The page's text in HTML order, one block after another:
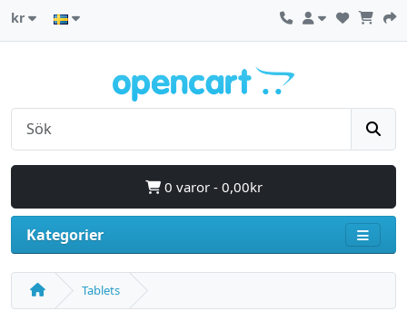
kr
0 varor - 0,00kr
Kategorier
Tablets